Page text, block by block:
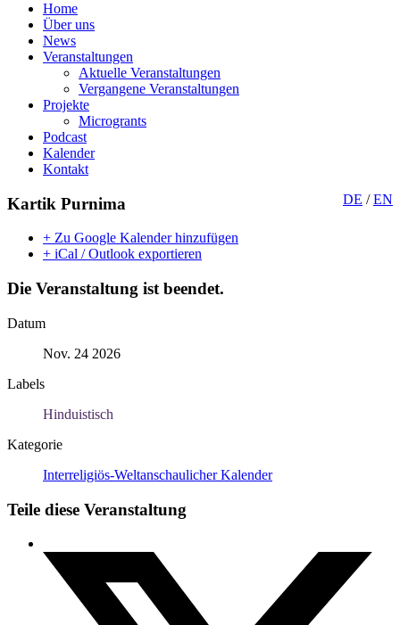
Home
Über uns
News
Veranstaltungen
Aktuelle Veranstaltungen
Vergangene Veranstaltungen
Projekte
Microgrants
Podcast
Kalender
Kontakt
DE /EN
Kartik Purnima
+ Zu Google Kalender hinzufügen
+ iCal / Outlook exportieren
Die Veranstaltung ist beendet.
Datum
Nov. 24 2026
Labels
Hinduistisch
Kategorie
Interreligiös-Weltanschaulicher Kalender
Teile diese Veranstaltung